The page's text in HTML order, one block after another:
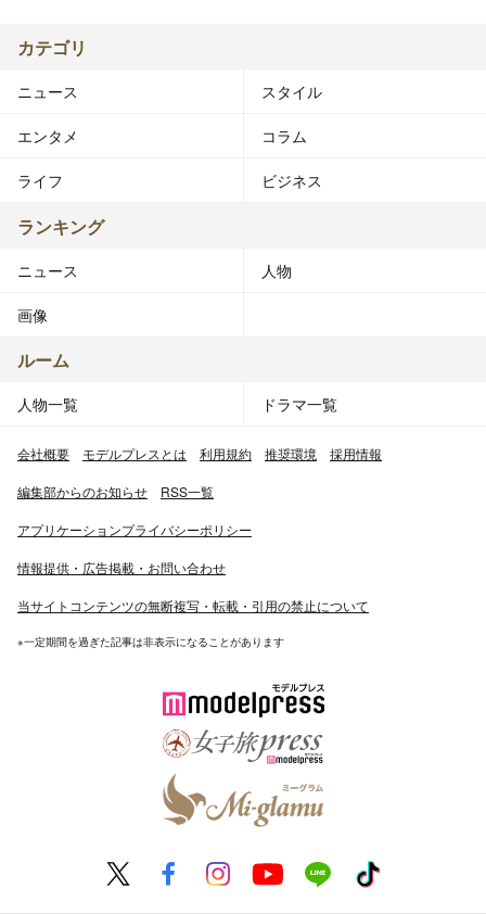
カテゴリ
ニュース スタイル
エンタメ コラム
ライフ ビジネス
ランキング
ニュース 人物
画像
ルーム
人物一覧 ドラマ一覧
会社概要 モデルプレスとは 利用規約 推奨環境 採用情報
編集部からのお知らせ RSS一覧
アプリケーションプライバシーポリシー
情報提供・広告掲載・お問い合わせ
当サイトコンテンツの無断複写・転載・引用の禁止について
※一定期間を過ぎた記事は非表示になることがあります